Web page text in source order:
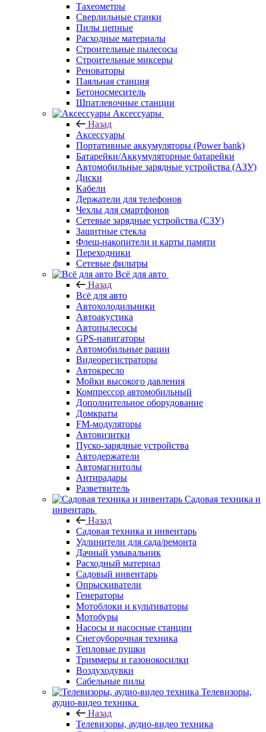
Тахеометры
Сверлильные станки
Пилы цепные
Расходные материалы
Строительные пылесосы
Строительные миксеры
Реноваторы
Паяльная станция
Бетоносмеситель
Шпатлевочные станции
Аксессуары
Назад
Аксессуары
Портативные аккумуляторы (Power bank)
Батарейки/Аккумуляторные батарейки
Автомобильные зарядные устройства (АЗУ)
Диски
Кабели
Держатели для телефонов
Чехлы для смартфонов
Сетевые зарядные устройства (СЗУ)
Защитные стекла
Флеш-накопители и карты памяти
Переходники
Сетевые фильтры
Всё для авто
Назад
Всё для авто
Автохолодильники
Автоакустика
Автопылесосы
GPS-навигаторы
Автомобильные рации
Видеорегистраторы
Автокресло
Мойки высокого давления
Компрессор автомобильный
Дополнительное оборудование
Домкраты
FM-модуляторы
Автовизитки
Пуско-зарядные устройства
Автодержатели
Автомагнитолы
Антирадары
Разветвитель
Садовая техника и
инвентарь
Назад
Садовая техника и инвентарь
Удлинители для сада/ремонта
Дачный умывальник
Расходный материал
Садовый инвентарь
Опрыскиватели
Генераторы
Мотоблоки и культиваторы
Мотобуры
Насосы и насосные станции
Снегоуборочная техника
Тепловые пушки
Триммеры и газонокосилки
Воздуходувки
Сабельные пилы
Телевизоры,
аудио-видео техника
Назад
Телевизоры, аудио-видео техника